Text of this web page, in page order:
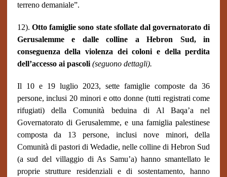
terreno demaniale”.
12). Otto famiglie sono state sfollate dal governatorato di
Gerusalemme e dalle colline a Hebron Sud, in
conseguenza della violenza dei coloni e della perdita
dell’accesso ai pascoli (seguono dettagli).
Il 10 e 19 luglio 2023, sette famiglie composte da 36
persone, inclusi 20 minori e otto donne (tutti registrati come
rifugiati) della Comunità beduina di Al Baqa’a nel
Governatorato di Gerusalemme, e una famiglia palestinese
composta da 13 persone, inclusi nove minori, della
Comunità di pastori di Wedadie, nelle colline di Hebron Sud
(a sud del villaggio di As Samu’a) hanno smantellato le
proprie strutture residenziali e di sostentamento, hanno